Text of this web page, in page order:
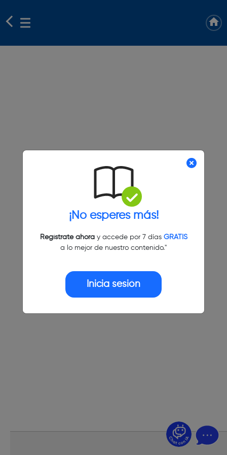
¡No esperes más!
Regístrate ahoray accede por 7 días GRATIS
a lo mejor de nuestro contenido."
Inicia sesión